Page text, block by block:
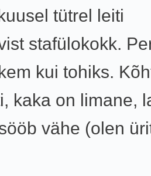
tütrel leiti
stafülokokk.
kui tohiks.
kaka on limane,
vähe (olen